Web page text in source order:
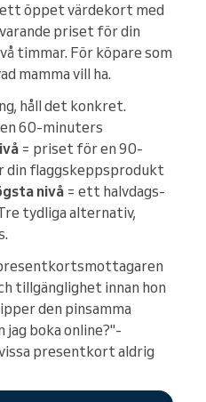
öppet värdekort med
priset för din
timmar. För köpare som
mamma vill ha.
håll det konkret.
60-minuters
= priset för en 90-
din flaggskeppsprodukt
nivå = ett halvdags-
tydliga alternativ,
tillgänglighet innan hon
den pinsamma
jag boka online?"-
presentkort aldrig